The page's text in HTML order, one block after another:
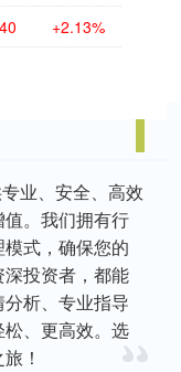
+2.13%
业、安全、高效
。我们拥有行
式，确保您的
投资者，都能
析、专业指导
、更高效。选
！